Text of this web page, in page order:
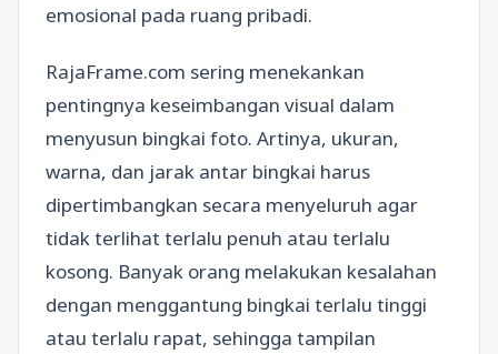
emosional pada ruang pribadi.
RajaFrame.com sering menekankan
pentingnya keseimbangan visual dalam
menyusun bingkai foto. Artinya, ukuran,
warna, dan jarak antar bingkai harus
dipertimbangkan secara menyeluruh agar
tidak terlihat terlalu penuh atau terlalu
kosong. Banyak orang melakukan kesalahan
dengan menggantung bingkai terlalu tinggi
atau terlalu rapat, sehingga tampilan